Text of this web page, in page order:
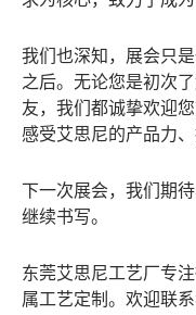
我们也深知，展会只
之后。无论您是初次
友，我们都诚挚欢迎
感受艾思尼的产品力、
下一次展会，我们期
继续书写。
东莞艾思尼工艺厂专
属工艺定制。欢迎联